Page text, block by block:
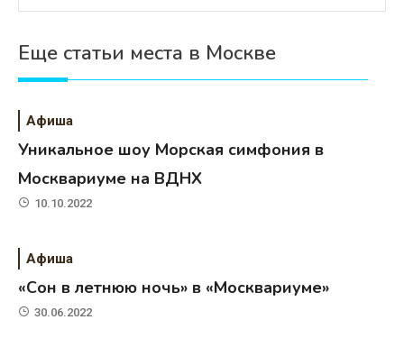
Еще статьи места в Москве
Афиша
Уникальное шоу Морская симфония в
Москвариуме на ВДНХ
10.10.2022
Афиша
«Сон в летнюю ночь» в «Москвариуме»
30.06.2022